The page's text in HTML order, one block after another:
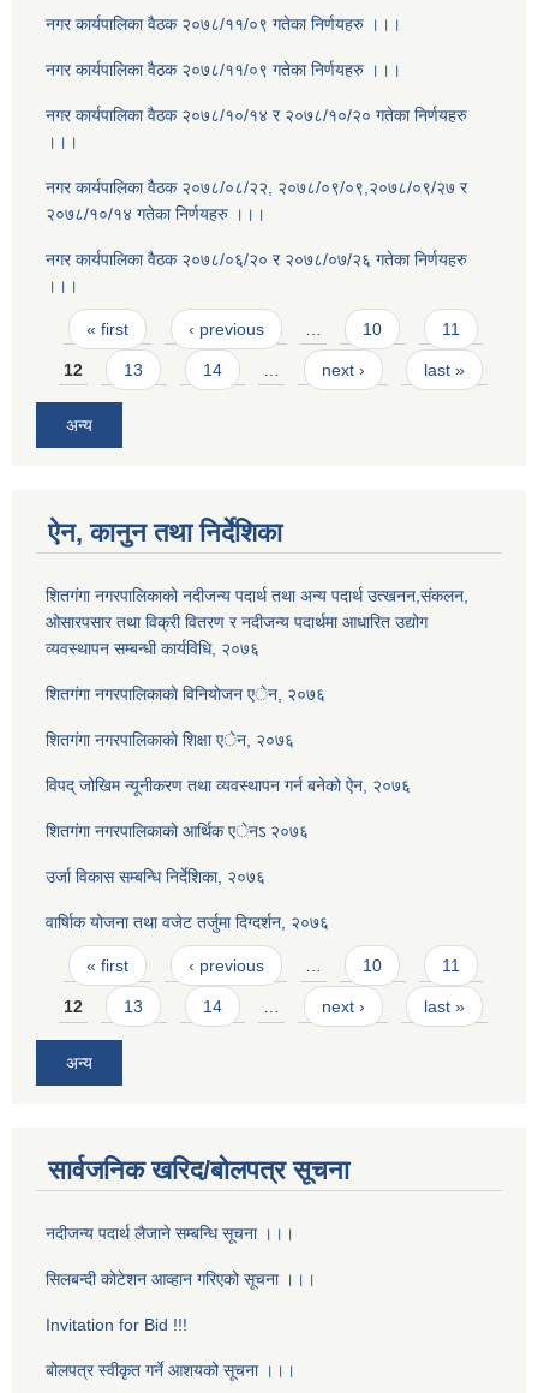
नगर कार्यपालिका वैठक २०७८/११/०९ गतेका निर्णयहरु ।।।
नगर कार्यपालिका वैठक २०७८/११/०९ गतेका निर्णयहरु ।।।
नगर कार्यपालिका वैठक २०७८/१०/१४ र २०७८/१०/२० गतेका निर्णयहरु
।।।
नगर कार्यपालिका वैठक २०७८/०८/२२, २०७८/०९/०९,२०७८/०९/२७ र
२०७८/१०/१४ गतेका निर्णयहरु ।।।
नगर कार्यपालिका वैठक २०७८/०६/२० र २०७८/०७/२६ गतेका निर्णयहरु
।।।
Pages
« first ‹ previous 10 11
12 13 14 next › last »
अन्य
ऐन, कानुन तथा निर्देशिका
शितगंगा नगरपालिकाको नदीजन्य पदार्थ तथा अन्य पदार्थ उत्खनन,संकलन,
ओसारपसार तथा विक्री वितरण र नदीजन्य पदार्थमा आधारित उद्योग
व्यवस्थापन सम्बन्धी कार्यविधि, २०७६
शितगंगा नगरपालिकाकाे विनियाेजन एेन, २०७६
शितगंगा नगरपालिकाकाे शिक्षा एेन, २०७६
विपद् जोखिम न्यूनीकरण तथा व्यवस्थापन गर्न बनेको ऐन, २०७६
शितगंगा नगरपालिकाकाे आर्थिक एेनऽ २०७६
उर्जा विकास सम्बन्धि निर्देशिका, २०७६
वार्षािक योजना तथा वजेट तर्जुमा दिग्दर्शन, २०७६
Pages
« first ‹ previous … 10 11
12 13 14 … next › last »
अन्य
सार्वजनिक खरिद/बोलपत्र सूचना
नदीजन्य पदार्थ लैजाने सम्बन्धि सूचना ।।।
सिलबन्दी कोटेशन आव्हान गरिएको सूचना ।।।
Invitation for Bid !!!
बोलपत्र स्वीकृत गर्ने आशयको सूचना ।।।